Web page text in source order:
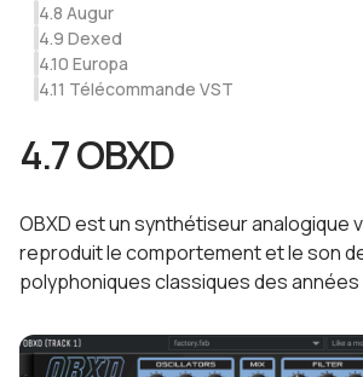
4.8 Augur
4.9 Dexed
4.10 Europa
4.11 Télécommande VST
4.7 OBXD
OBXD est un synthétiseur analogique
reproduit le comportement et le son
polyphoniques classiques des années